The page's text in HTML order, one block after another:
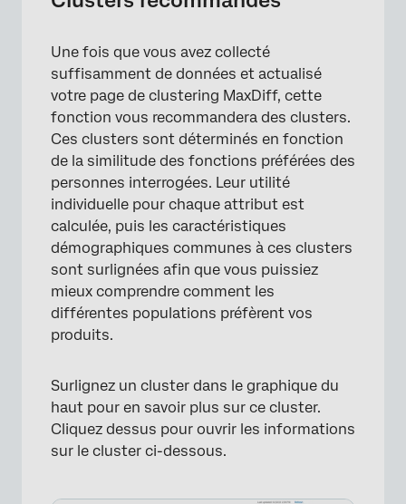
×
Une fois que vous avez collecté
suffisamment de données et actualisé
votre page de clustering MaxDiff, cette
fonction vous recommandera des clusters.
Ces clusters sont déterminés en fonction
de la similitude des fonctions préférées des
personnes interrogées. Leur utilité
individuelle pour chaque attribut est
calculée, puis les caractéristiques
démographiques communes à ces clusters
sont surlignées afin que vous puissiez
mieux comprendre comment les
différentes populations préfèrent vos
produits.
Surlignez un cluster dans le graphique du
haut pour en savoir plus sur ce cluster.
Cliquez dessus pour ouvrir les informations
sur le cluster ci-dessous.